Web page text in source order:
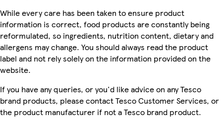
While every care has been taken to ensure product
information is correct, food products are constantly being
reformulated, so ingredients, nutrition content, dietary and
allergens may change. You should always read the product
label and not rely solely on the information provided on the
website.
If you have any queries, or you'd like advice on any Tesco
brand products, please contact Tesco Customer Services, or
the product manufacturer if not a Tesco brand product.